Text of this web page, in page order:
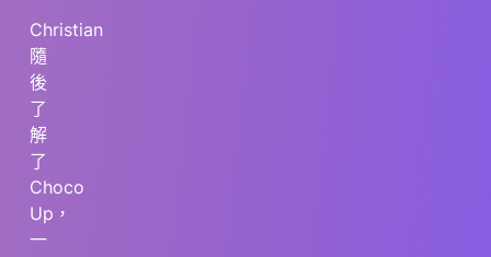
Christian
隨
後
了
解
了
Choco
Up，
一